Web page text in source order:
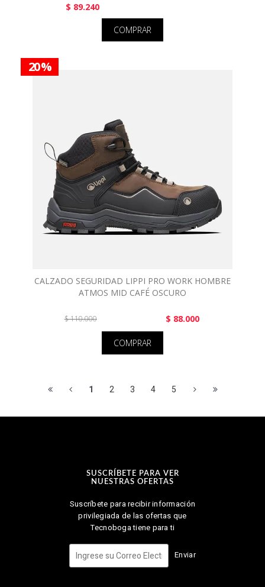
$ 89.240
COMPRAR
20 %
CALZADO SEGURIDAD LIPPI PRO WORK HOMBRE
ATMOS MID CAFÉ OSCURO
$ 110.000 $ 88.000
COMPRAR
1 2 3 4 5
SUSCRÍBETE PARA VER
NUESTRAS OFERTAS
Suscríbete para recibir información
privilegiada de las ofertas que
Tecnoboga tiene para ti
Enviar